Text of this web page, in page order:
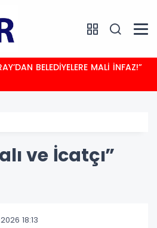
BELEDİYELERE MALİ İNFAZ!”
ve İcatçı”
18:13